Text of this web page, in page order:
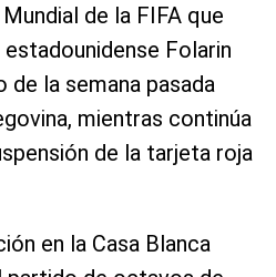
de la FIFA que
Folarin
de la semana pasada
mientras continúa
de la tarjeta roja
en la Casa Blanca